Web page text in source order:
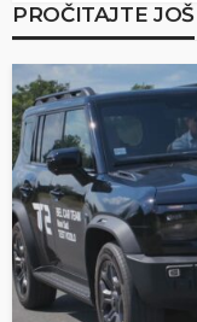
PROČITAJTE JOŠ